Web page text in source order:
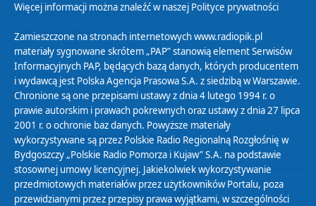
Organizacje Pożytku Publicznego
Cyfryzacja DAB+
Polityka ochrony danych osobowych
Abonament
Zamówienia publiczne
Biuletyn Informacji Publicznej
Więcej informacji można znaleźć w naszej Polityce prywatności
Zamieszczone na stronach internetowych www.radiopik.pl
materiały sygnowane skrótem „PAP” stanowią element Serwisów
Informacyjnych PAP, będących bazą danych, których producentem
i wydawcą jest Polska Agencja Prasowa S.A. z siedzibą w Warszawie.
Chronione są one przepisami ustawy z dnia 4 lutego 1994 r. o
prawie autorskim i prawach pokrewnych oraz ustawy z dnia 27 lipca
2001 r. o ochronie baz danych. Powyższe materiały
wykorzystywane są przez Polskie Radio Regionalną Rozgłośnię w
Bydgoszczy „Polskie Radio Pomorza i Kujaw” S.A. na podstawie
stosownej umowy licencyjnej. Jakiekolwiek wykorzystywanie
przedmiotowych materiałów przez użytkowników Portalu, poza
przewidzianymi przez przepisy prawa wyjątkami, w szczególności